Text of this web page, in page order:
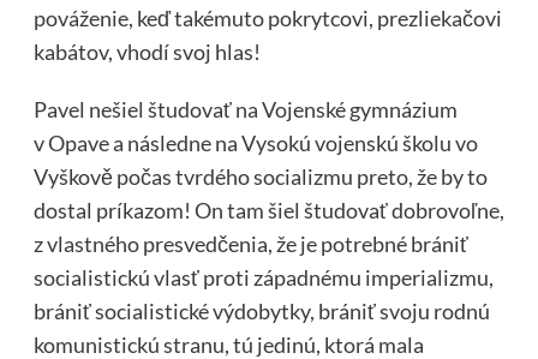
pováženie, keď takémuto pokrytcovi, prezliekačovi
kabátov, vhodí svoj hlas!
Pavel nešiel študovať na Vojenské gymnázium
v Opave a následne na Vysokú vojenskú školu vo
Vyškově počas tvrdého socializmu preto, že by to
dostal príkazom! On tam šiel študovať dobrovoľne,
z vlastného presvedčenia, že je potrebné brániť
socialistickú vlasť proti západnému imperializmu,
brániť socialistické výdobytky, brániť svoju rodnú
komunistickú stranu, tú jedinú, ktorá mala